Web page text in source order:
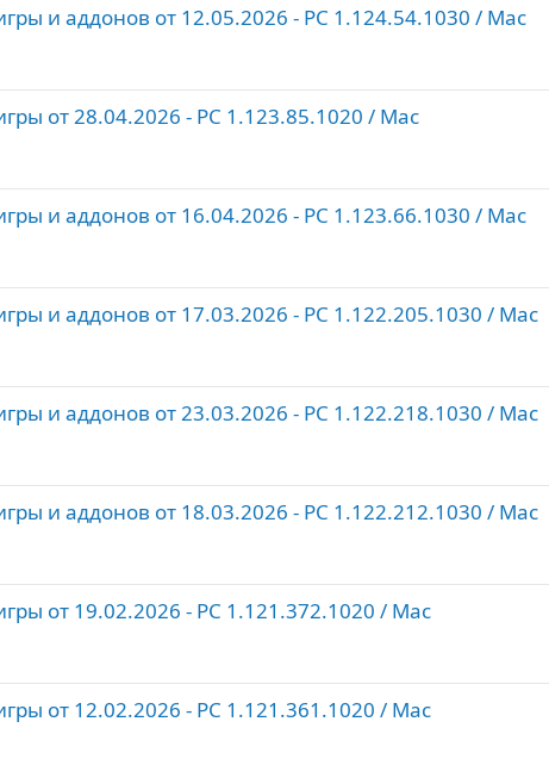
и аддонов от 12.05.2026 - PC 1.124.54.1030 / Maс
от 28.04.2026 - PC 1.123.85.1020 / Maс
и аддонов от 16.04.2026 - PC 1.123.66.1030 / Maс
и аддонов от 17.03.2026 - PC 1.122.205.1030 / Maс
и аддонов от 23.03.2026 - PC 1.122.218.1030 / Maс
и аддонов от 18.03.2026 - PC 1.122.212.1030 / Maс
от 19.02.2026 - PC 1.121.372.1020 / Maс
от 12.02.2026 - PC 1.121.361.1020 / Maс